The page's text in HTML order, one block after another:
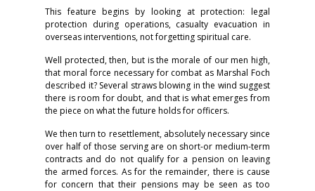
This feature begins by looking at protection: legal
protection during operations, casualty evacuation in
overseas interventions, not forgetting spiritual care.
Well protected, then, but is the morale of our men high,
that moral force necessary for combat as Marshal Foch
described it? Several straws blowing in the wind suggest
there is room for doubt, and that is what emerges from
the piece on what the future holds for officers.
We then turn to resettlement, absolutely necessary since
over half of those serving are on short-or medium-term
contracts and do not qualify for a pension on leaving
the armed forces. As for the remainder, there is cause
for concern that their pensions may be seen as too